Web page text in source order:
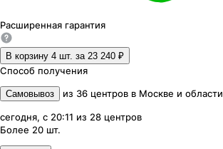
Расширенная гарантия
В корзину 4 шт. за 23 240 ₽
Способ получения
Самовывоз из 36 центров в Москве и области
сегодня, с 20:11 из 28 центров
Более 20 шт.